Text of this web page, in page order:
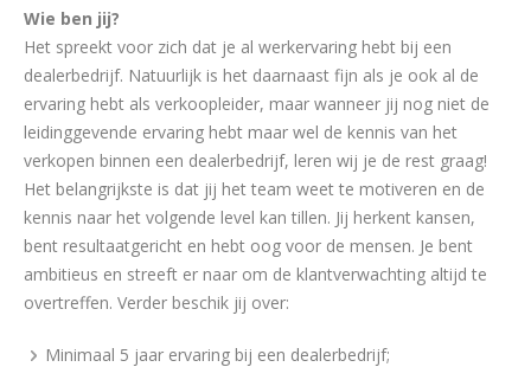
Wie ben jij?
Het spreekt voor zich dat je al werkervaring hebt bij een
dealerbedrijf. Natuurlijk is het daarnaast fijn als je ook al de
ervaring hebt als verkoopleider, maar wanneer jij nog niet de
leidinggevende ervaring hebt maar wel de kennis van het
verkopen binnen een dealerbedrijf, leren wij je de rest graag!
Het belangrijkste is dat jij het team weet te motiveren en de
kennis naar het volgende level kan tillen. Jij herkent kansen,
bent resultaatgericht en hebt oog voor de mensen. Je bent
ambitieus en streeft er naar om de klantverwachting altijd te
overtreffen. Verder beschik jij over:
Minimaal 5 jaar ervaring bij een dealerbedrijf;